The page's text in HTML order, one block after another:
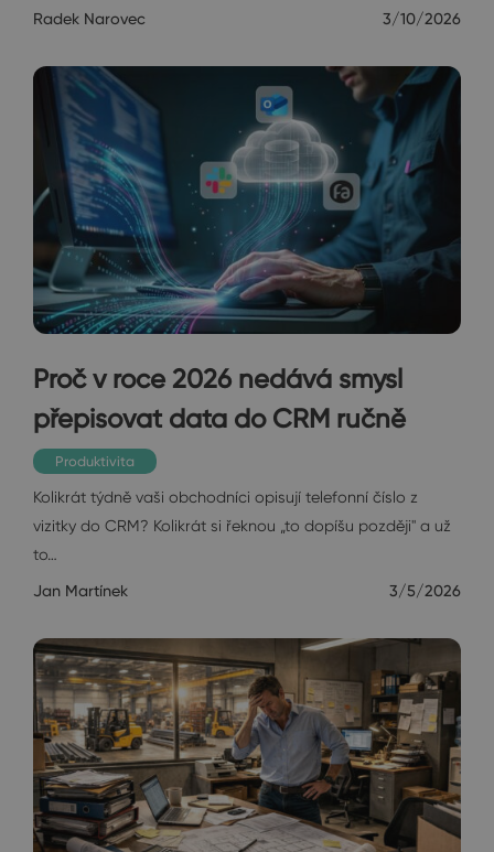
Radek Narovec 3/10/2026
Proč v roce 2026 nedává smysl
přepisovat data do CRM ručně
Produktivita
Kolikrát týdně vaši obchodníci opisují telefonní číslo z
vizitky do CRM? Kolikrát si řeknou „to dopíšu později" a už
to…
Jan Martínek 3/5/2026